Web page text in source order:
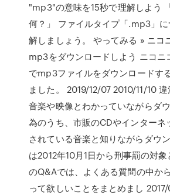
"mp3"の意味を15秒で理解しよう
何？」 ファイルタイプ「.mp3」
解しましょう。 やってみる » ニコ
mp3をダウンロードしよう ニコニ
でmp3ファイルをダウンロードす
ました。 2019/12/07 2010/11/10
音楽や映像とわかっていながらダ
為のうち、市販のCDやインターネ
されている音楽と知りながらダウ
は2012年10月1日から刑事罰の対
のQ&Aでは、よくある質問の中か
って欲しいことをまとめまし